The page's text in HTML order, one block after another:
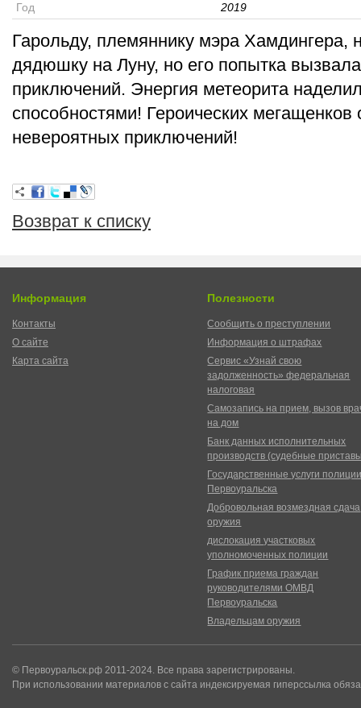
Год
2019
Гарольду, племяннику мэра Хамдингера,
дядюшку на Луну, но его попытка
приключений. Энергия метеорита
способностями! Героических
невероятных приключений!
Возврат к списку
Информация
Контакты
О сайте
Карта сайта
Полезности
Сообщить о преступлении
Информация о штрафах
Сервис «Узнай свою
задолженность» федеральная
налоговая
Самозапись на прием, вызов
на дом
Банк данных исполнительных
производств (судебные
Государственные услуги
Первоуральска
Добровольная возмездная сдача
оружия
дислокация участковых
уполномоченных полиции
График приема граждан
руководителями ОМВД
Первоуральска
Владельцам оружия
© Первоуральск.рф 2011-2024. Все права зарегистрированы.
При использовании материалов с сайта индексируемая гиперссылка